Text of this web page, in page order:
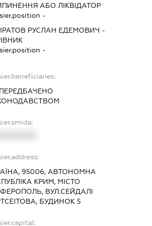
АБО ЛІКВІДАТОР
-
РУСЛАН ЕДЕМОВИЧ -
-
95006, АВТОНОМНА
КРИМ, МІСТО
ВУЛ.СЕЙДАЛІ
БУДИНОК 5